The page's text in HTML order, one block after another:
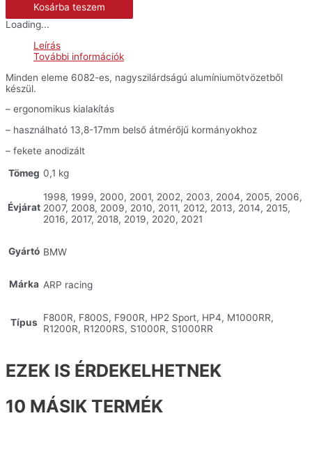
védő
mennyiség
Kosárba teszem
Loading...
Leírás
További információk
Minden eleme 6082-es, nagyszilárdságú alumíniumötvözetből
készül.
– ergonomikus kialakítás
– használható 13,8-17mm belső átmérőjű kormányokhoz
– fekete anodizált
Tömeg 0,1 kg
Évjárat
1998, 1999, 2000, 2001, 2002, 2003, 2004, 2005, 2006,
2007, 2008, 2009, 2010, 2011, 2012, 2013, 2014, 2015,
2016, 2017, 2018, 2019, 2020, 2021
Gyártó BMW
Márka ARP racing
Típus F800R, F800S, F900R, HP2 Sport, HP4, M1000RR,
R1200R, R1200RS, S1000R, S1000RR
EZEK IS ÉRDEKELHETNEK
10 MÁSIK TERMÉK